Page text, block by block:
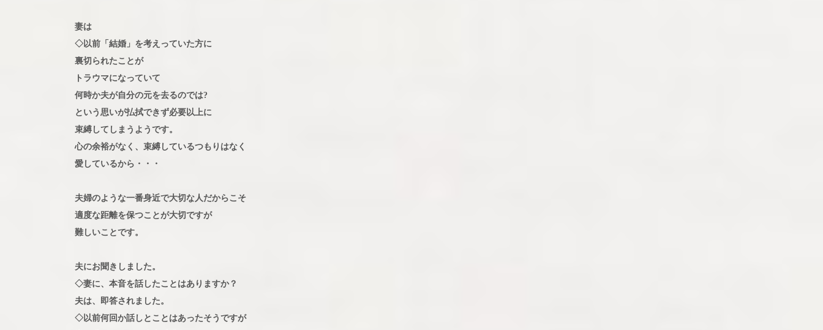
妻は
◇以前「結婚」を考えっていた方に
裏切られたことが
トラウマになっていて
何時か夫が自分の元を去るのでは?
という思いが払拭できず必要以上に
束縛してしまうようです。
心の余裕がなく、束縛しているつもりはなく
愛しているから・・・
夫婦のような一番身近で大切な人だからこそ
適度な距離を保つことが大切ですが
難しいことです。
夫にお聞きしました。
◇妻に、本音を話したことはありますか？
夫は、即答されました。
◇以前何回か話しとことはあったそうですが